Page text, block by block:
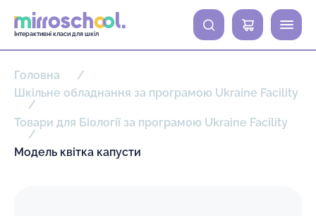
Інтерактивні класи для шкіл
0
Головна
Шкільне обладнання за програмою Ukraine Facility
Товари для Біології за програмою Ukraine Facility
Модель квітка капусти